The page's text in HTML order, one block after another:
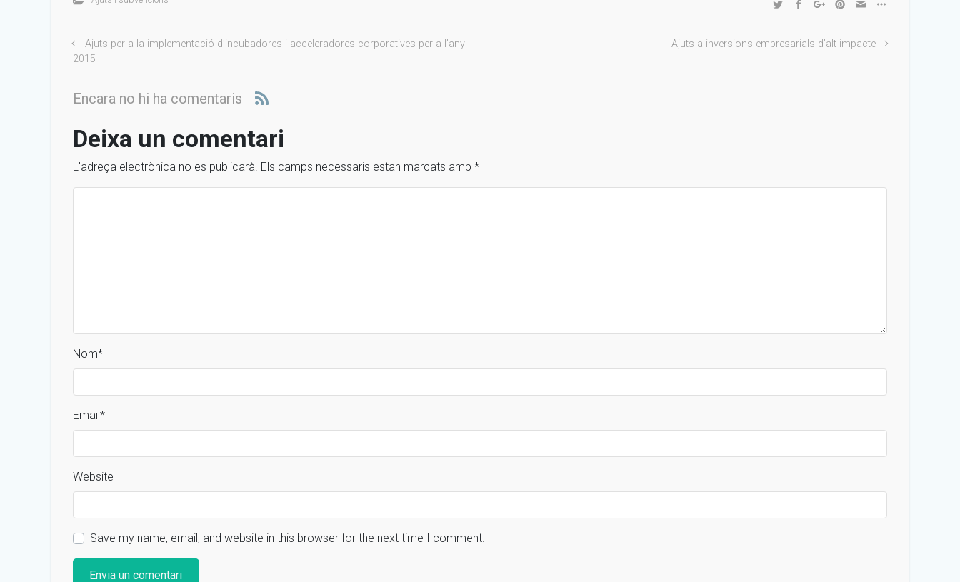
Ajuts per a la implementació d’incubadores i acceleradores corporatives per a l’any
2015
Ajuts a inversions empresarials d’alt impacte
Encara no hi ha comentaris
Deixa un comentari
L'adreça electrònica no es publicarà. Els camps necessaris estan marcats amb *
Nom*
Email*
Website
Save my name, email, and website in this browser for the next time I comment.